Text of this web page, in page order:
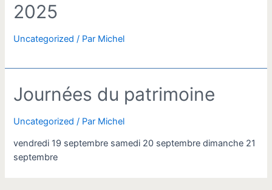
2025
Uncategorized / Par Michel
Journées du patrimoine
Uncategorized / Par Michel
vendredi 19 septembre samedi 20 septembre dimanche 21
septembre